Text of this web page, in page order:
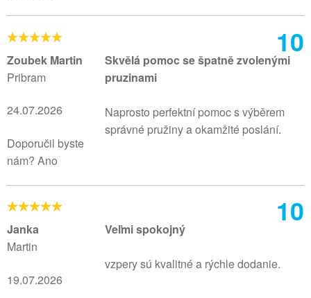
10
Zoubek Martin
Pribram
24.07.2026
Doporučil byste
nám? Ano
Skvělá pomoc se špatně zvolenými
pruzinami
Naprosto perfektní pomoc s výběrem
správné pružiny a okamžité poslání.
10
Janka
Martin
19.07.2026
Veľmi spokojný
vzpery sú kvalitné a rýchle dodanie.